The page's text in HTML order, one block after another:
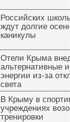
Российских
ждут долгие
каникулы
Отели Крыма
альтернативные
энергии из-за
света
В Крыму в
учреждениях
тренировки